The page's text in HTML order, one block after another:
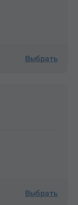
Выбрать
Выбрать